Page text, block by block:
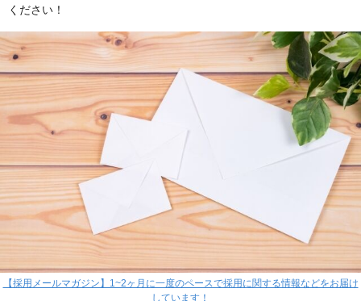
ください！
【採用メールマガジン】1~2ヶ月に一度のペースで採用に関する情報などをお届け
しています！